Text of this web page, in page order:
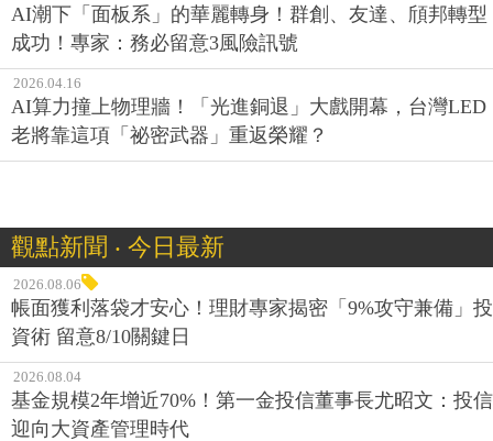
AI潮下「面板系」的華麗轉身！群創、友達、頎邦轉型
成功！專家：務必留意3風險訊號
2026.04.16
AI算力撞上物理牆！「光進銅退」大戲開幕，台灣LED
老將靠這項「祕密武器」重返榮耀？
觀點新聞 ‧ 今日最新
2026.08.06
帳面獲利落袋才安心！理財專家揭密「9%攻守兼備」投
資術 留意8/10關鍵日
2026.08.04
基金規模2年增近70%！第一金投信董事長尤昭文：投信
迎向大資產管理時代